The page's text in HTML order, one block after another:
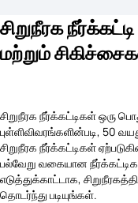
சிறுநீரக
மற்றும்
சிறுநீரக நீர்க்கட்டிகள் ஒரு
புள்ளிவிவரங்களின்படி, 50
சிறுநீரக நீர்க்கட்டிகள்
பல்வேறு வகையான
எடுத்துக்காட்டாக,
தொடர்ந்து படியுங்கள்.